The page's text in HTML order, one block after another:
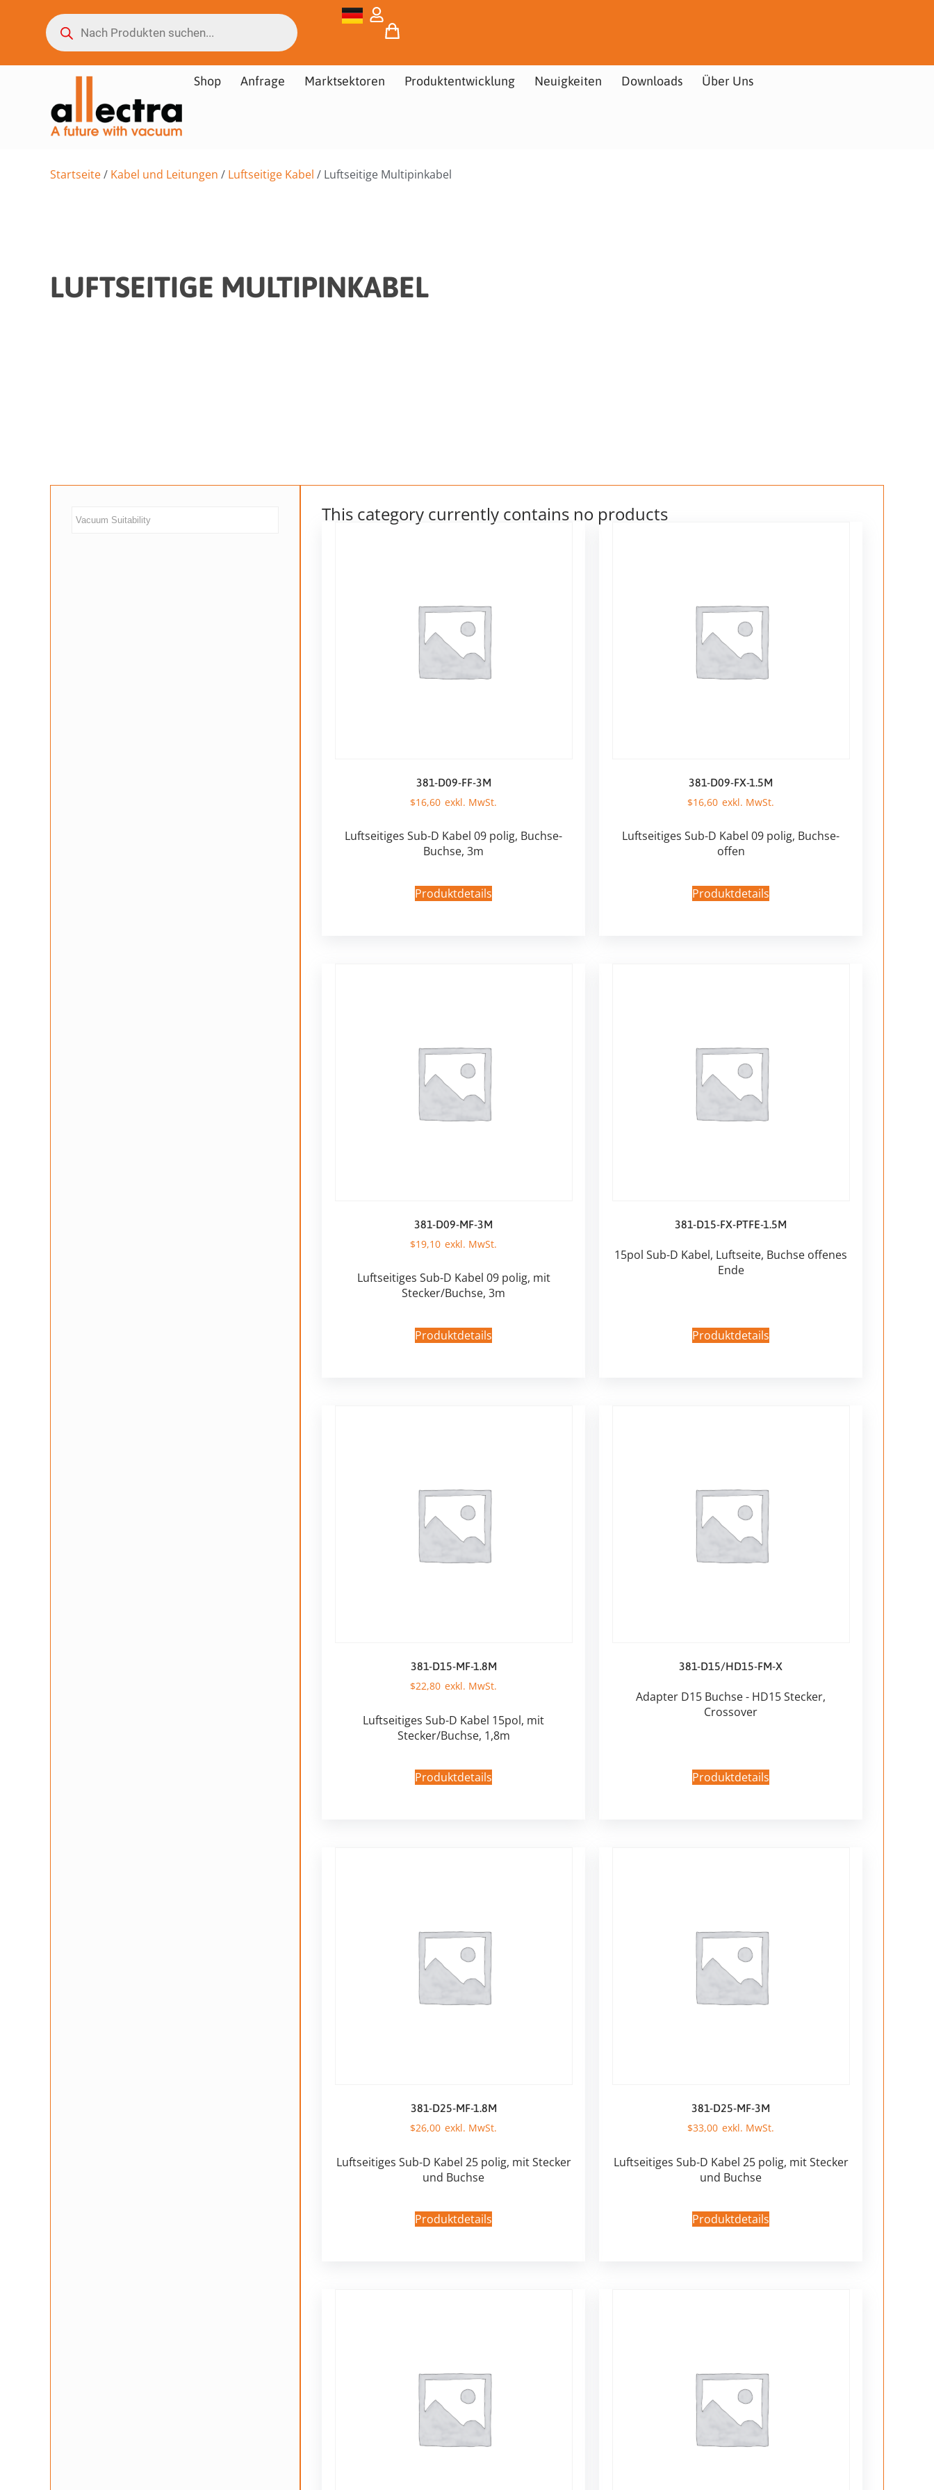
Shop Anfrage Marktsektoren Produktentwicklung Neuigkeiten Downloads Über Uns
Startseite/ Kabel und Leitungen / Luftseitige Kabel / Luftseitige Multipinkabel
LUFTSEITIGE MULTIPINKABEL
This category currently contains no products
381-D09-FF-3M
$16,60
Luftseitiges Sub-D Kabel 09 polig, Buchse-
Buchse, 3m
Produktdetails
381-D09-FX-1.5M
$16,60
Luftseitiges Sub-D Kabel 09 polig, Buchse-
offen
Produktdetails
381-D09-MF-3M
$19,10
Luftseitiges Sub-D Kabel 09 polig, mit
Stecker/Buchse, 3m
Produktdetails
381-D15-FX-PTFE-1.5M
15pol Sub-D Kabel, Luftseite, Buchse offenes
Ende
Produktdetails
381-D15-MF-1.8M
$22,80
Luftseitiges Sub-D Kabel 15pol, mit
Stecker/Buchse, 1,8m
Produktdetails
381-D15/HD15-FM-X
Adapter D15 Buchse - HD15 Stecker,
Crossover
Produktdetails
381-D25-MF-1.8M
$26,00
Luftseitiges Sub-D Kabel 25 polig, mit Stecker
und Buchse
Produktdetails
381-D25-MF-3M
$33,00
Luftseitiges Sub-D Kabel 25 polig, mit Stecker
und Buchse
Produktdetails